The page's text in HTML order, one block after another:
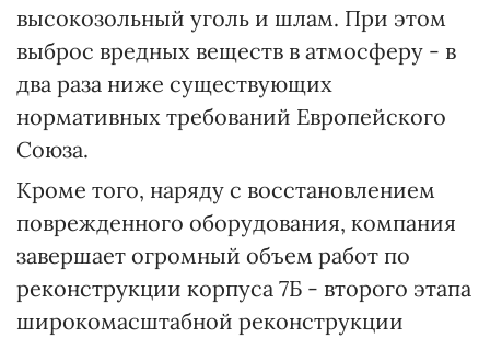
высокозольный уголь и шлам. При этом
выброс вредных веществ в атмосферу - в
два раза ниже существующих
нормативных требований Европейского
Союза.
Кроме того, наряду с восстановлением
поврежденного оборудования, компания
завершает огромный объем работ по
реконструкции корпуса 7Б - второго этапа
широкомасштабной реконструкции